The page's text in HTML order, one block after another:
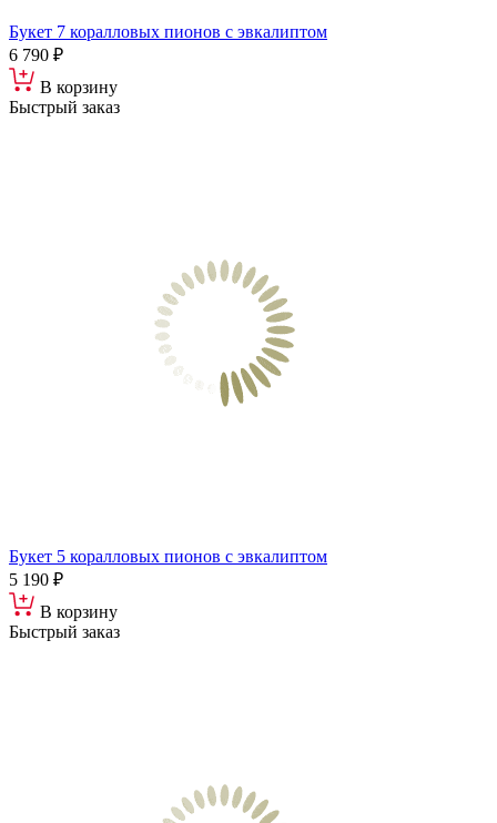
Букет 7 коралловых пионов с эвкалиптом
6 790 ₽
В корзину
Быстрый заказ
Букет 5 коралловых пионов с эвкалиптом
5 190 ₽
В корзину
Быстрый заказ